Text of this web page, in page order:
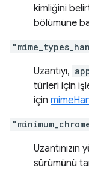
kimliğini
bölümüne
Uzantıyı,
türleri için
için
sürümünü